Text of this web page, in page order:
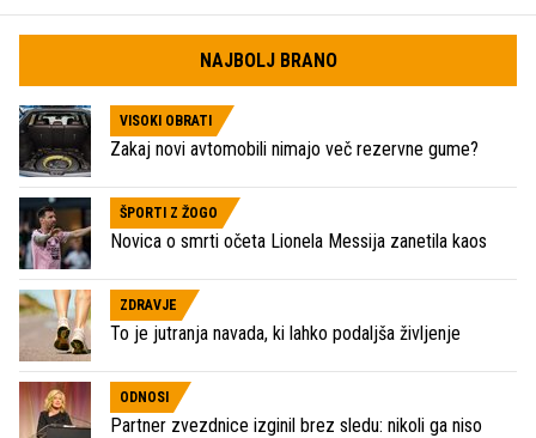
NAJBOLJ BRANO
VISOKI OBRATI
Zakaj novi avtomobili nimajo več rezervne gume?
ŠPORTI Z ŽOGO
Novica o smrti očeta Lionela Messija zanetila kaos
ZDRAVJE
To je jutranja navada, ki lahko podaljša življenje
ODNOSI
Partner zvezdnice izginil brez sledu: nikoli ga niso